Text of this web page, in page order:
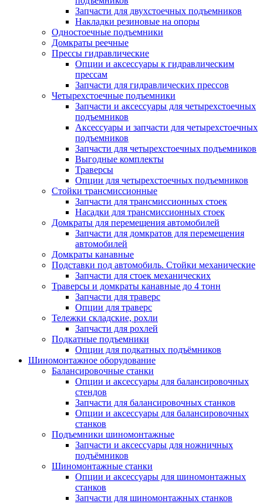
Запчасти для двухстоечных подъемников
Накладки резиновые на опоры
Одностоечные подъемники
Домкраты реечные
Прессы гидравлические
Опции и аксессуары к гидравлическим
прессам
Запчасти для гидравлических прессов
Четырехстоечные подъемники
Запчасти и аксессуары для четырехстоечных
подъемников
Аксессуары и запчасти для четырехстоечных
подъемников
Запчасти для четырехстоечных подъемников
Выгодные комплекты
Траверсы
Опции для четырехстоечных подъемников
Стойки трансмиссионные
Запчасти для трансмиссионных стоек
Насадки для трансмиссионных стоек
Домкраты для перемещения автомобилей
Запчасти для домкратов для перемещения
автомобилей
Домкраты канавные
Подставки под автомобиль. Стойки механические
Запчасти для стоек механических
Траверсы и домкраты канавные до 4 тонн
Запчасти для траверс
Опции для траверс
Тележки складские, рохли
Запчасти для рохлей
Подкатные подъемники
Опции для подкатных подъёмников
Шиномонтажное оборудование
Балансировочные станки
Опции и аксессуары для балансировочных
стендов
Запчасти для балансировочных станков
Опции и аксессуары для балансировочных
станков
Подъемники шиномонтажные
Запчасти и аксессуары для ножничных
подъёмников
Шиномонтажные станки
Опции и аксессуары для шиномонтажных
станков
Запчасти для шиномонтажных станков